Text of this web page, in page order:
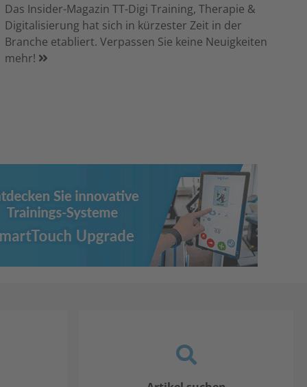
Das Insider-Magazin TT-Digi Training, Therapie &
Digitalisierung hat sich in kürzester Zeit in der
Branche etabliert. Verpassen Sie keine Neuigkeiten
mehr!